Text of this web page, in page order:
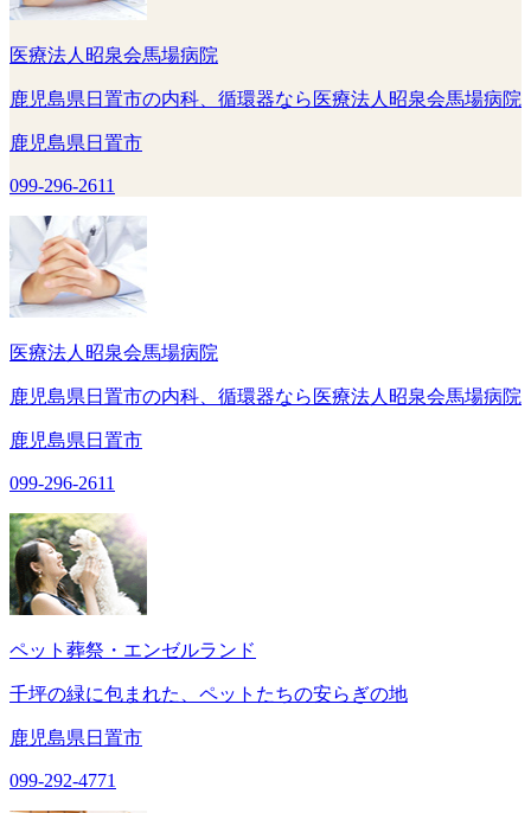
医療法人昭泉会馬場病院
鹿児島県日置市の内科、循環器なら医療法人昭泉会馬場病院
鹿児島県日置市
099-296-2611
医療法人昭泉会馬場病院
鹿児島県日置市の内科、循環器なら医療法人昭泉会馬場病院
鹿児島県日置市
099-296-2611
ペット葬祭・エンゼルランド
千坪の緑に包まれた、ペットたちの安らぎの地
鹿児島県日置市
099-292-4771